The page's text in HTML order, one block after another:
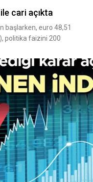
cari açıkta
başlarken, euro 48,51
politika faizini 200